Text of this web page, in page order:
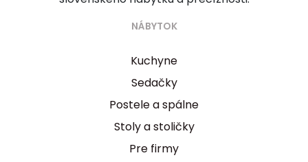
NÁBYTOK
Kuchyne
Sedačky
Postele a spálne
Stoly a stoličky
Pre firmy